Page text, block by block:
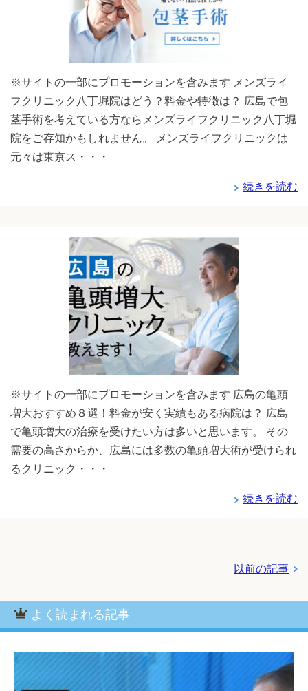
※サイトの一部にプロモーションを含みます メンズライ
フクリニック八丁堀院はどう？料金や特徴は？ 広島で包
茎手術を考えている方ならメンズライフクリニック八丁堀
院をご存知かもしれません。 メンズライフクリニックは
元々は東京ス・・・
続きを読む
※サイトの一部にプロモーションを含みます 広島の亀頭
増大おすすめ８選！料金が安く実績もある病院は？ 広島
で亀頭増大の治療を受けたい方は多いと思います。 その
需要の高さからか、広島には多数の亀頭増大術が受けられ
るクリニック・・・
続きを読む
以前の記事
よく読まれる記事